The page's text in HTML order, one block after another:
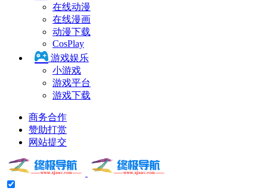
在线动漫
在线漫画
动漫下载
CosPlay
游戏娱乐
小游戏
游戏平台
游戏下载
商务合作
赞助打赏
网站提交